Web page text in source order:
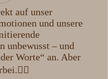
auf unser
und unsere
unbewusst – und
Worte“ an. Aber